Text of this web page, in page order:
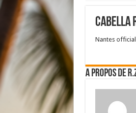
Cabella
Nantes
A propos de